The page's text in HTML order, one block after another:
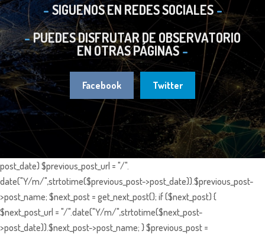
SIGUENOS EN REDES SOCIALES
PUEDES DISFRUTAR DE OBSERVATORIO
EN OTRAS PÁGINAS
Facebook Twitter
post_date) $previous_post_url = "/".
date("Y/m/",strtotime($previous_post->post_date)).$previous_post-
>post_name; $next_post = get_next_post(); if ($next_post) {
$next_post_url = "/".date("Y/m/",strtotime($next_post-
>post_date)).$next_post->post_name; } $previous_post =